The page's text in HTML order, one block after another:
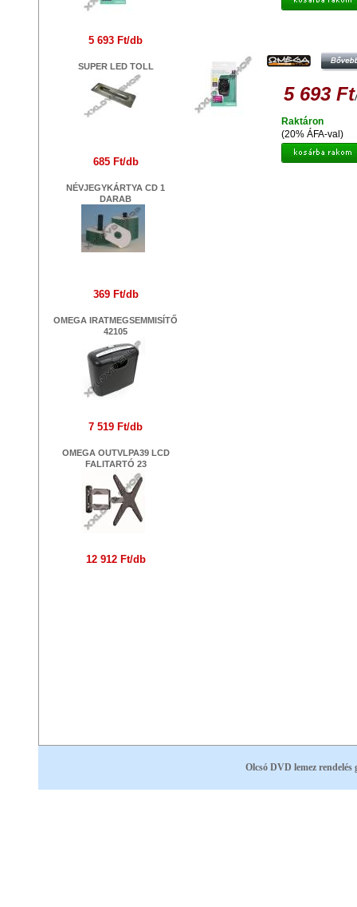
5 693 Ft/db
SUPER LED TOLL
685 Ft/db
NÉVJEGYKÁRTYA CD 1
DARAB
369 Ft/db
OMEGA IRATMEGSEMMISÍTŐ
42105
7 519 Ft/db
OMEGA OUTVLPA39 LCD
FALITARTÓ 23
12 912 Ft/db
5 693 Ft
(20% ÁFA-val)
Raktáron
Olcsó DVD lemez